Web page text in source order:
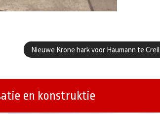
Nieuwe Krone hark voor Haumann te Creil
en konstruktie